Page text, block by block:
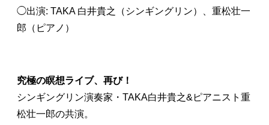
◯出演: TAKA 白井貴之（シンギングリン）、重松壮一
郎（ピアノ）
究極の瞑想ライブ、再び！
シンギングリン演奏家・TAKA白井貴之&ピアニスト重
松壮一郎の共演。